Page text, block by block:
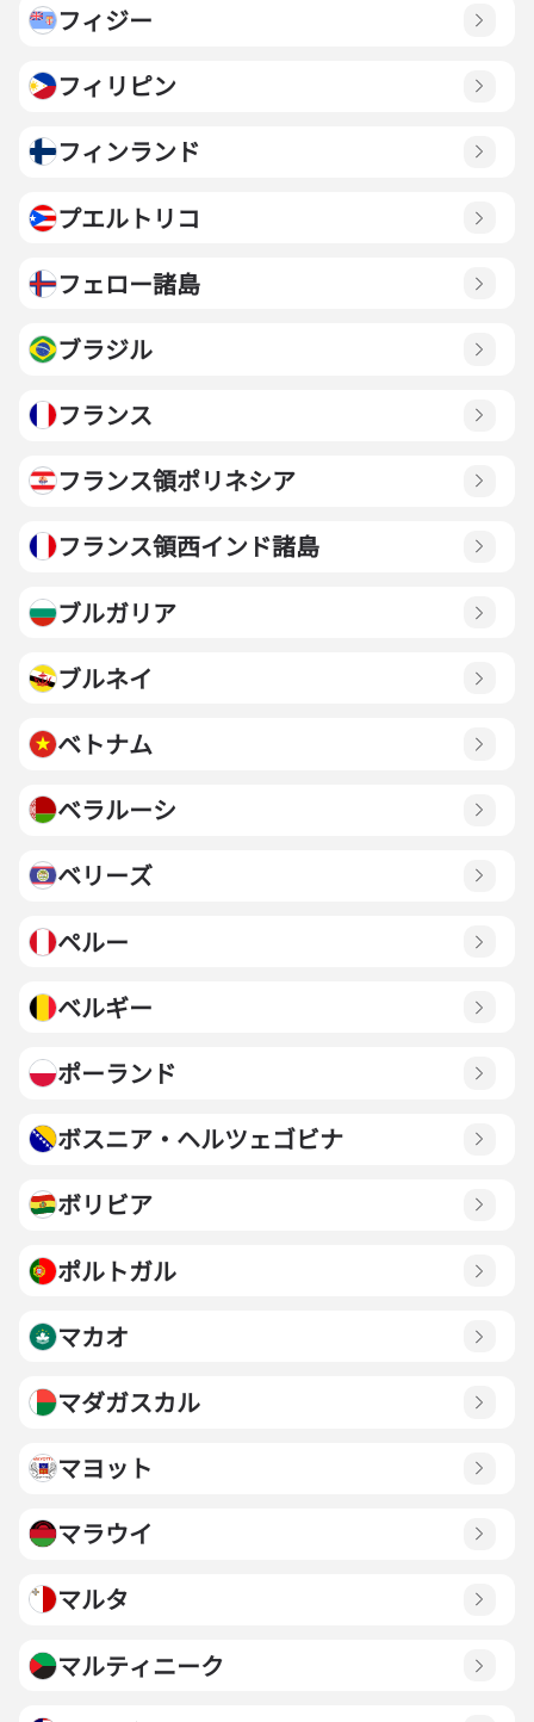
フィジー
フィリピン
フィンランド
プエルトリコ
フェロー諸島
ブラジル
フランス
フランス領ポリネシア
フランス領西インド諸島
ブルガリア
ブルネイ
ベトナム
ベラルーシ
ベリーズ
ペルー
ベルギー
ポーランド
ボスニア・ヘルツェゴビナ
ボリビア
ポルトガル
マカオ
マダガスカル
マヨット
マラウイ
マルタ
マルティニーク